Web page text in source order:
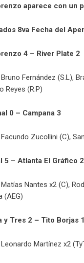
aparece con un
8va Fecha del
4 – River Plate 2
Bruno Fernández (S.L),
Reyes (R.P)
0 – Campana 3
Facundo Zucollini (C),
5 – Atlanta El Gráfico 2
Matías Nantes x2 (C),
(AEG)
y Tres 2 – Tito Borjas 1
Leonardo Martínez x2